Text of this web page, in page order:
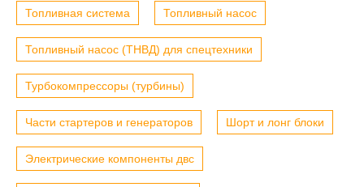
Топливная система Топливный насос
Топливный насос (ТНВД) для спецтехники
Турбокомпрессоры (турбины)
Части стартеров и генераторов Шорт и лонг блоки
Электрические компоненты двс